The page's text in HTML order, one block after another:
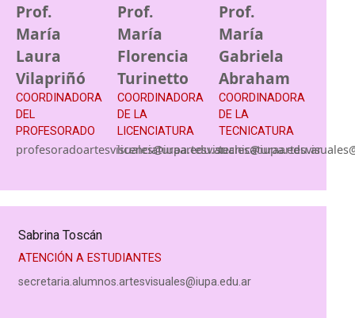
Prof.
María
Laura
Vilapriñó
COORDINADORA
DEL
PROFESORADO
profesoradoartesvisuales@iupa.edu.ar
Prof.
María
Florencia
Turinetto
COORDINADORA
DE LA
LICENCIATURA
licenciaturaartesvisuales@iupa.edu.ar
Prof.
María
Gabriela
Abraham
COORDINADORA
DE LA
TECNICATURA
Sabrina Toscán
ATENCIÓN A ESTUDIANTES
secretaria.alumnos.artesvisuales@iupa.edu.ar